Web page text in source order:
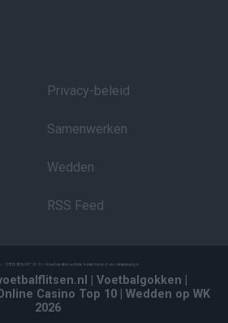
Privacy-beleid
Samenwerken
Wedden
RSS Feed
| Voetbalgokken
Casino Top 10 | Wedden op WK
2026